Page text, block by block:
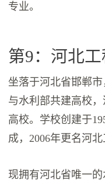
专业。
第9：河北
坐落于河北省邯郸
与水利部共建高校
高校。学校创建于
成，2006年更名河北
现拥有河北省唯一